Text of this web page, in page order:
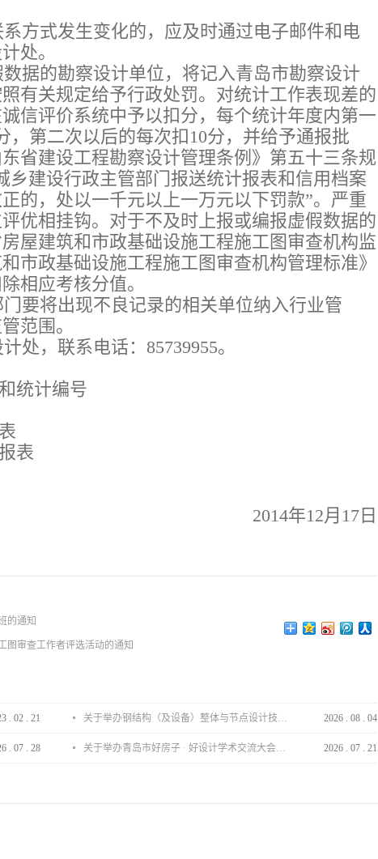
方式发生变化的，应及时通过电子邮件和电
处。
据的勘察设计单位，将记入青岛市勘察设计
有关规定给予行政处罚。对统计工作表现差的
信评价系统中予以扣分，每个统计年度内第一
，第二次以后的每次扣10分，并给予通报批
省建设工程勘察设计管理条例》第五十三条规
乡建设行政主管部门报送统计报表和信用档案
的，处以一千元以上一万元以下罚款”。严重
优相挂钩。对于不及时上报或编报虚假数据的
屋建筑和市政基础设施工程施工图审查机构监
市政基础设施工程施工图审查机构管理标准》
相应考核分值。
要将出现不良记录的相关单位纳入行业管
范围。
，联系电话：85739955。
统计编号
表
2014年12月17日
的通知
图审查工作者评选活动的通知
. 02 . 21 关于举办钢结构（及设备）整体与节点设计技术分享会的通知 2026 . 08 . 04
. 07 . 28 关于举办青岛市好房子 · 好设计学术交流大会的通知 2026 . 07 . 21